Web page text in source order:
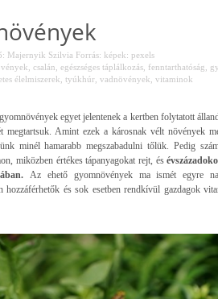
Majernyik Szilvia Forrás: képek: pexels
csalán egészséges táplálkozás fenntarthatóság
élelmiszerek tyúkhúr vadnövények vitaminok
egyet jelentenek a kertben folytatott
megtartsuk. Amint ezek a károsnak vélt növények
minél hamarabb megszabadulni tőlük. Pedig
miközben értékes tápanyagokat rejt, és
Az ehető gyomnövények ma ismét egyre
hozzáférhetők és sok esetben rendkívül gazdagok